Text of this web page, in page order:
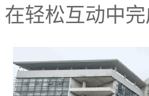
轻松互动中